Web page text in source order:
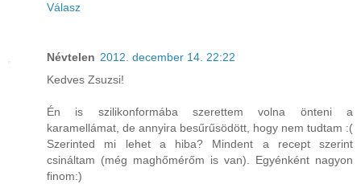
Válasz
Névtelen 2012. december 14. 22:22
Kedves Zsuzsi!
Én is szilikonformába szerettem volna önteni a
karamellámat, de annyira besűrűsödött, hogy nem tudtam :(
Szerinted mi lehet a hiba? Mindent a recept szerint
csináltam (még maghőmérőm is van). Egyénként nagyon
finom:)